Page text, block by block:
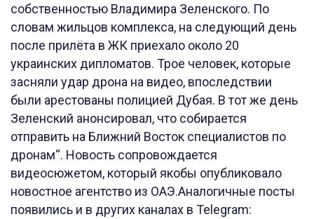
собственностью Владимира Зеленского. По
словам жильцов комплекса, на следующий день
после прилёта в ЖК приехало около 20
украинских дипломатов. Трое человек, которые
засняли удар дрона на видео, впоследствии
были арестованы полицией Дубая. В тот же день
Зеленский анонсировал, что собирается
отправить на Ближний Восток специалистов по
дронам“. Новость сопровождается
видеосюжетом, который якобы опубликовало
новостное агентство из ОАЭ.Аналогичные посты
появились и в других каналах в Telegram: